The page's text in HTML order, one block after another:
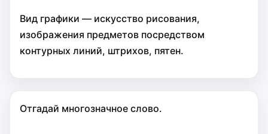
Вид графики — искусство рисования,
изображения предметов посредством
контурных линий, штрихов, пятен.
Отгадай многозначное слово.